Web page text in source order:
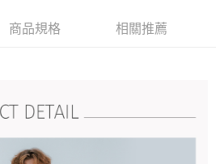
商品規格 相關推薦